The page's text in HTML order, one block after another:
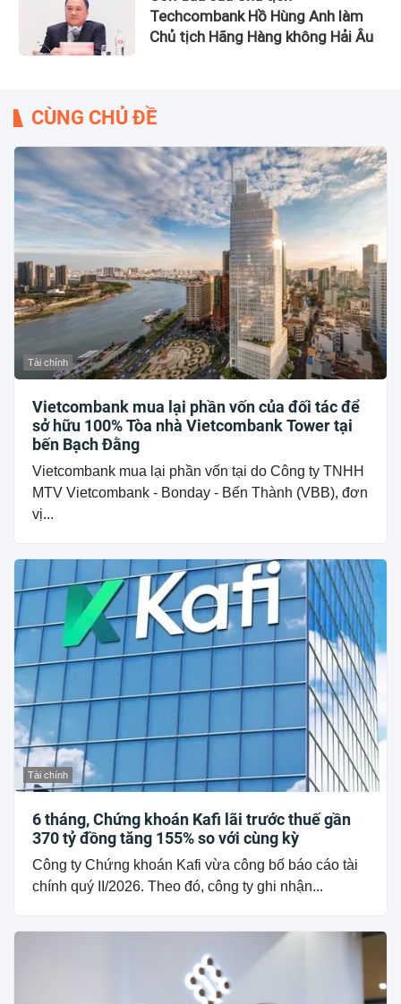
Techcombank Hồ Hùng Anh làm
Chủ tịch Hãng Hàng không Hải Âu
CÙNG CHỦ ĐỀ
Tài chính
Vietcombank mua lại phần vốn của đối tác để
sở hữu 100% Tòa nhà Vietcombank Tower tại
bến Bạch Đằng
Vietcombank mua lại phần vốn tại do Công ty TNHH
MTV Vietcombank - Bonday - Bến Thành (VBB), đơn
vị...
Tài chính
6 tháng, Chứng khoán Kafi lãi trước thuế gần
370 tỷ đồng tăng 155% so với cùng kỳ
Công ty Chứng khoán Kafi vừa công bố báo cáo tài
chính quý II/2026. Theo đó, công ty ghi nhận...